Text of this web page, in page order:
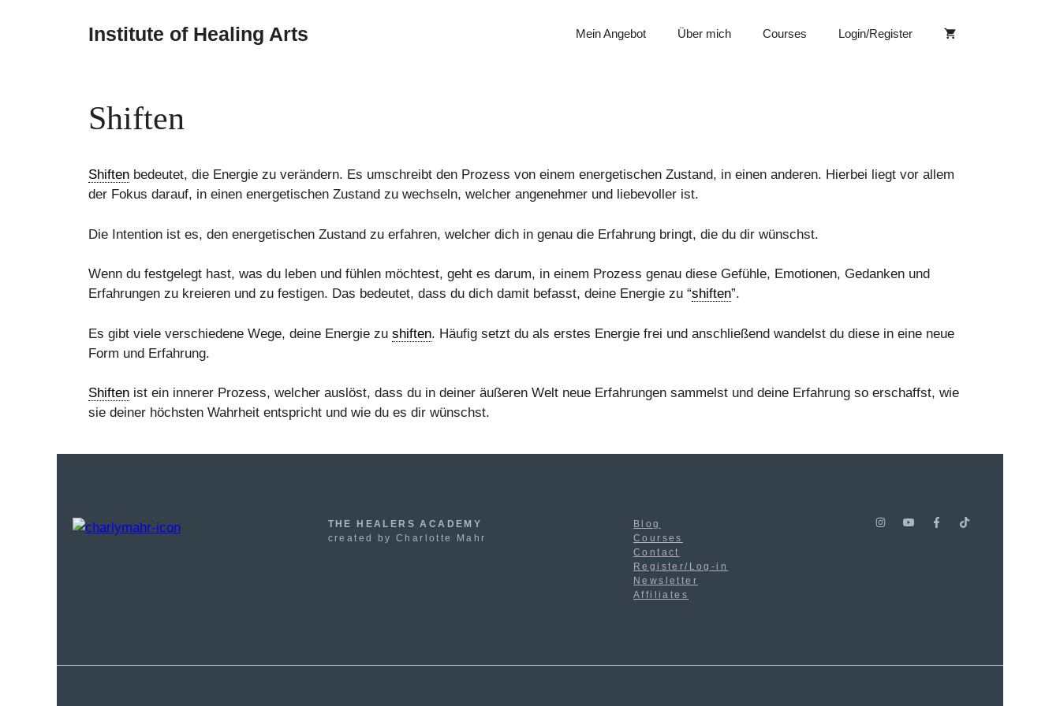
Institute of Healing Arts Mein Angebot Über mich Courses Login/Register
Shiften
Shiften bedeutet, die Energie zu verändern. Es umschreibt den Prozess von einem energetischen Zustand, in einen anderen. Hierbei liegt vor allem
der Fokus darauf, in einen energetischen Zustand zu wechseln, welcher angenehmer und liebevoller ist.
Die Intention ist es, den energetischen Zustand zu erfahren, welcher dich in genau die Erfahrung bringt, die du dir wünschst.
Wenn du festgelegt hast, was du leben und fühlen möchtest, geht es darum, in einem Prozess genau diese Gefühle, Emotionen, Gedanken und
Erfahrungen zu kreieren und zu festigen. Das bedeutet, dass du dich damit befasst, deine Energie zu “shiften”.
Es gibt viele verschiedene Wege, deine Energie zu shiften. Häufig setzt du als erstes Energie frei und anschließend wandelst du diese in eine neue
Form und Erfahrung.
Shiften ist ein innerer Prozess, welcher auslöst, dass du in deiner äußeren Welt neue Erfahrungen sammelst und deine Erfahrung so erschaffst, wie
sie deiner höchsten Wahrheit entspricht und wie du es dir wünschst.
THE HEALERS ACADEMY
created by Charlotte Mahr
Blog
Courses
Contact
Register/Log-in
Newsletter
Affiliates